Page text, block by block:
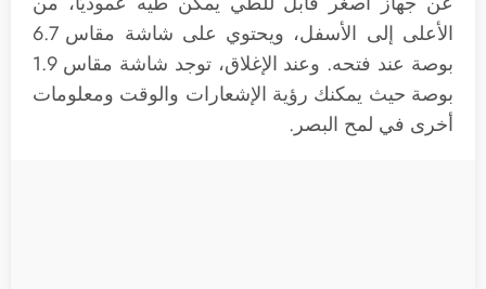
الأعلى إلى الأسفل، ويحتوي على شاشة مقاس 6.7
بوصة عند فتحه. وعند الإغلاق، توجد شاشة مقاس 1.9
بوصة حيث يمكنك رؤية الإشعارات والوقت ومعلومات
أخرى في لمح البصر.